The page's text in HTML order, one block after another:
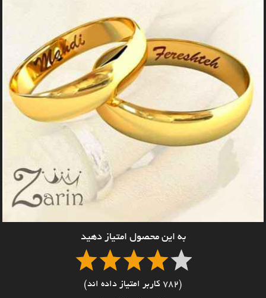
به این محصول امتیاز دهید
(782 کاربر امتیاز داده اند)